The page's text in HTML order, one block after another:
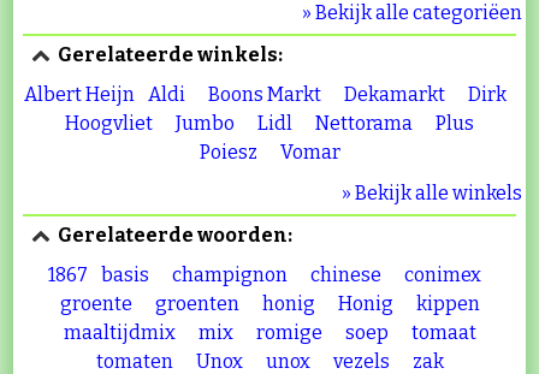
» Bekijk alle categoriëen
Gerelateerde winkels:
Albert Heijn
Aldi Boons Markt Dekamarkt
Dirk
Hoogvliet
Jumbo Lidl Nettorama
Plus
Poiesz
Vomar
» Bekijk alle winkels
Gerelateerde woorden:
1867
basis champignon chinese
conimex
groente
groenten honig Honig
kippen
maaltijdmix
mix romige soep
tomaat
tomaten
Unox unox vezels
zak